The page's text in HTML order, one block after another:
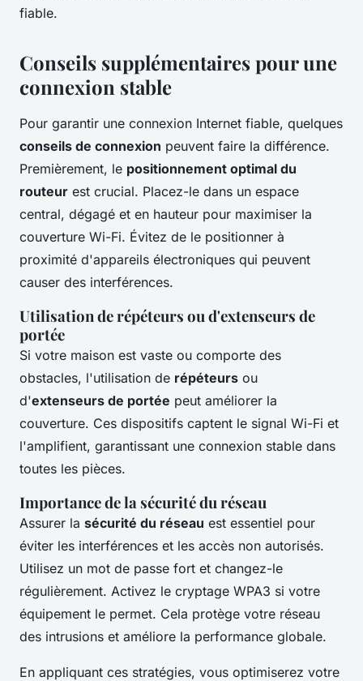
fiable.
Conseils supplémentaires pour une
connexion stable
Pour garantir une connexion Internet fiable, quelques
conseils de connexion peuvent faire la différence.
Premièrement, le positionnement optimal du
routeur est crucial. Placez-le dans un espace
central, dégagé et en hauteur pour maximiser la
couverture Wi-Fi. Évitez de le positionner à
proximité d'appareils électroniques qui peuvent
causer des interférences.
Utilisation de répéteurs ou d'extenseurs de
portée
Si votre maison est vaste ou comporte des
obstacles, l'utilisation de répéteurs ou
d'extenseurs de portée peut améliorer la
couverture. Ces dispositifs captent le signal Wi-Fi et
l'amplifient, garantissant une connexion stable dans
toutes les pièces.
Importance de la sécurité du réseau
Assurer la sécurité du réseau est essentiel pour
éviter les interférences et les accès non autorisés.
Utilisez un mot de passe fort et changez-le
régulièrement. Activez le cryptage WPA3 si votre
équipement le permet. Cela protège votre réseau
des intrusions et améliore la performance globale.
En appliquant ces stratégies, vous optimiserez votre